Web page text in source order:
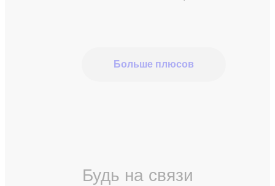
Больше плюсов
Будь на связи